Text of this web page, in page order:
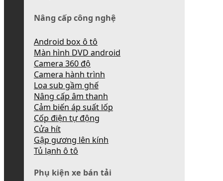
Nâng cấp công nghệ
Android box ô tô
Màn hình DVD android
Camera 360 độ
Camera hành trình
Loa sub gầm ghế
Nâng cấp âm thanh
Cảm biến áp suất lốp
Cốp điện tự động
Cửa hít
Gập gương lên kính
Tủ lạnh ô tô
Phụ kiện xe bán tải